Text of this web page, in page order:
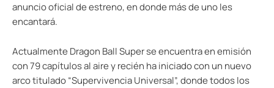
anuncio oficial de estreno, en donde más de uno les
encantará.
Actualmente Dragon Ball Super se encuentra en emisión
con 79 capítulos al aire y recién ha iniciado con un nuevo
arco titulado “Supervivencia Universal”, donde todos los